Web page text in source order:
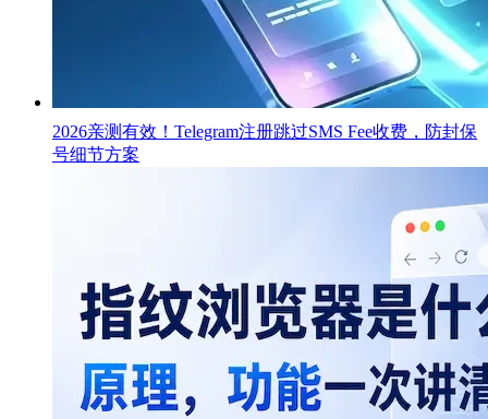
2026亲测有效！Telegram注册跳过SMS Fee收费，防封保
号细节方案